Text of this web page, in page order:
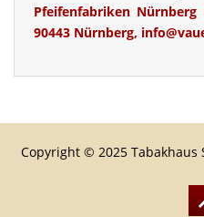
Pfeifenfabriken Nürnberg
90443 Nürnberg,
Copyright © 2025 Tabakhaus